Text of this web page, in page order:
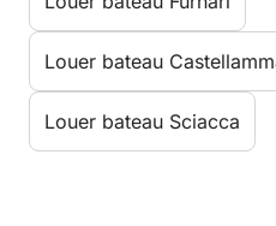
Louer bateau
Louer bateau Sciacca